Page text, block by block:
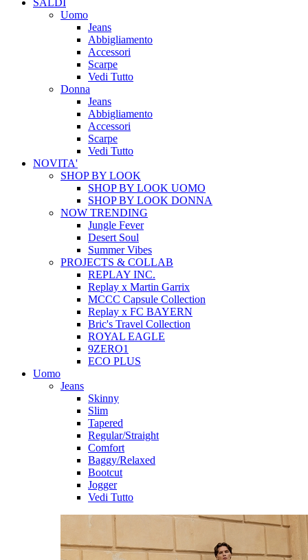
SALDI
Uomo
Jeans
Abbigliamento
Accessori
Scarpe
Vedi Tutto
Donna
Jeans
Abbigliamento
Accessori
Scarpe
Vedi Tutto
NOVITA'
SHOP BY LOOK
SHOP BY LOOK UOMO
SHOP BY LOOK DONNA
NOW TRENDING
Jungle Fever
Desert Soul
Summer Vibes
PROJECTS & COLLAB
REPLAY INC.
Replay x Martin Garrix
MCCC Capsule Collection
Replay x FC BAYERN
Bric's Travel Collection
ROYAL EAGLE
9ZERO1
ECO PLUS
Uomo
Jeans
Skinny
Slim
Tapered
Regular/Straight
Comfort
Baggy/Relaxed
Bootcut
Jogger
Vedi Tutto